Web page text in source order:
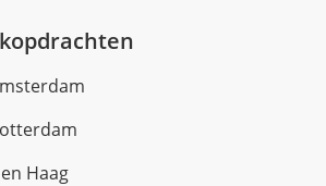
Haag